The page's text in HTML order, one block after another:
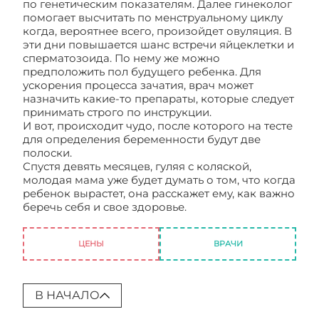
по генетическим показателям. Далее гинеколог
помогает высчитать по менструальному циклу
когда, вероятнее всего, произойдет овуляция. В
эти дни повышается шанс встречи яйцеклетки и
сперматозоида. По нему же можно
предположить пол будущего ребенка. Для
ускорения процесса зачатия, врач может
назначить какие-то препараты, которые следует
принимать строго по инструкции.
И вот, происходит чудо, после которого на тесте
для определения беременности будут две
полоски.
Спустя девять месяцев, гуляя с коляской,
молодая мама уже будет думать о том, что когда
ребенок вырастет, она расскажет ему, как важно
беречь себя и свое здоровье.
ЦЕНЫ ВРАЧИ
В НАЧАЛО